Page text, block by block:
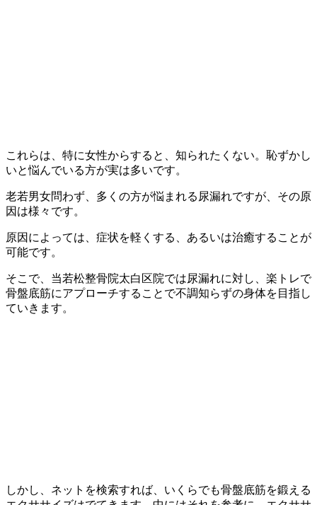
これらは、特に女性からすると、知られたくない。恥ずかし
いと悩んでいる方が実は多いです。
老若男女問わず、多くの方が悩まれる尿漏れですが、その原
因は様々です。
原因によっては、症状を軽くする、あるいは治癒することが
可能です。
そこで、当若松整骨院太白区院では尿漏れに対し、楽トレで
骨盤底筋にアプローチすることで不調知らずの身体を目指し
ていきます。
しかし、ネットを検索すれば、いくらでも骨盤底筋を鍛える